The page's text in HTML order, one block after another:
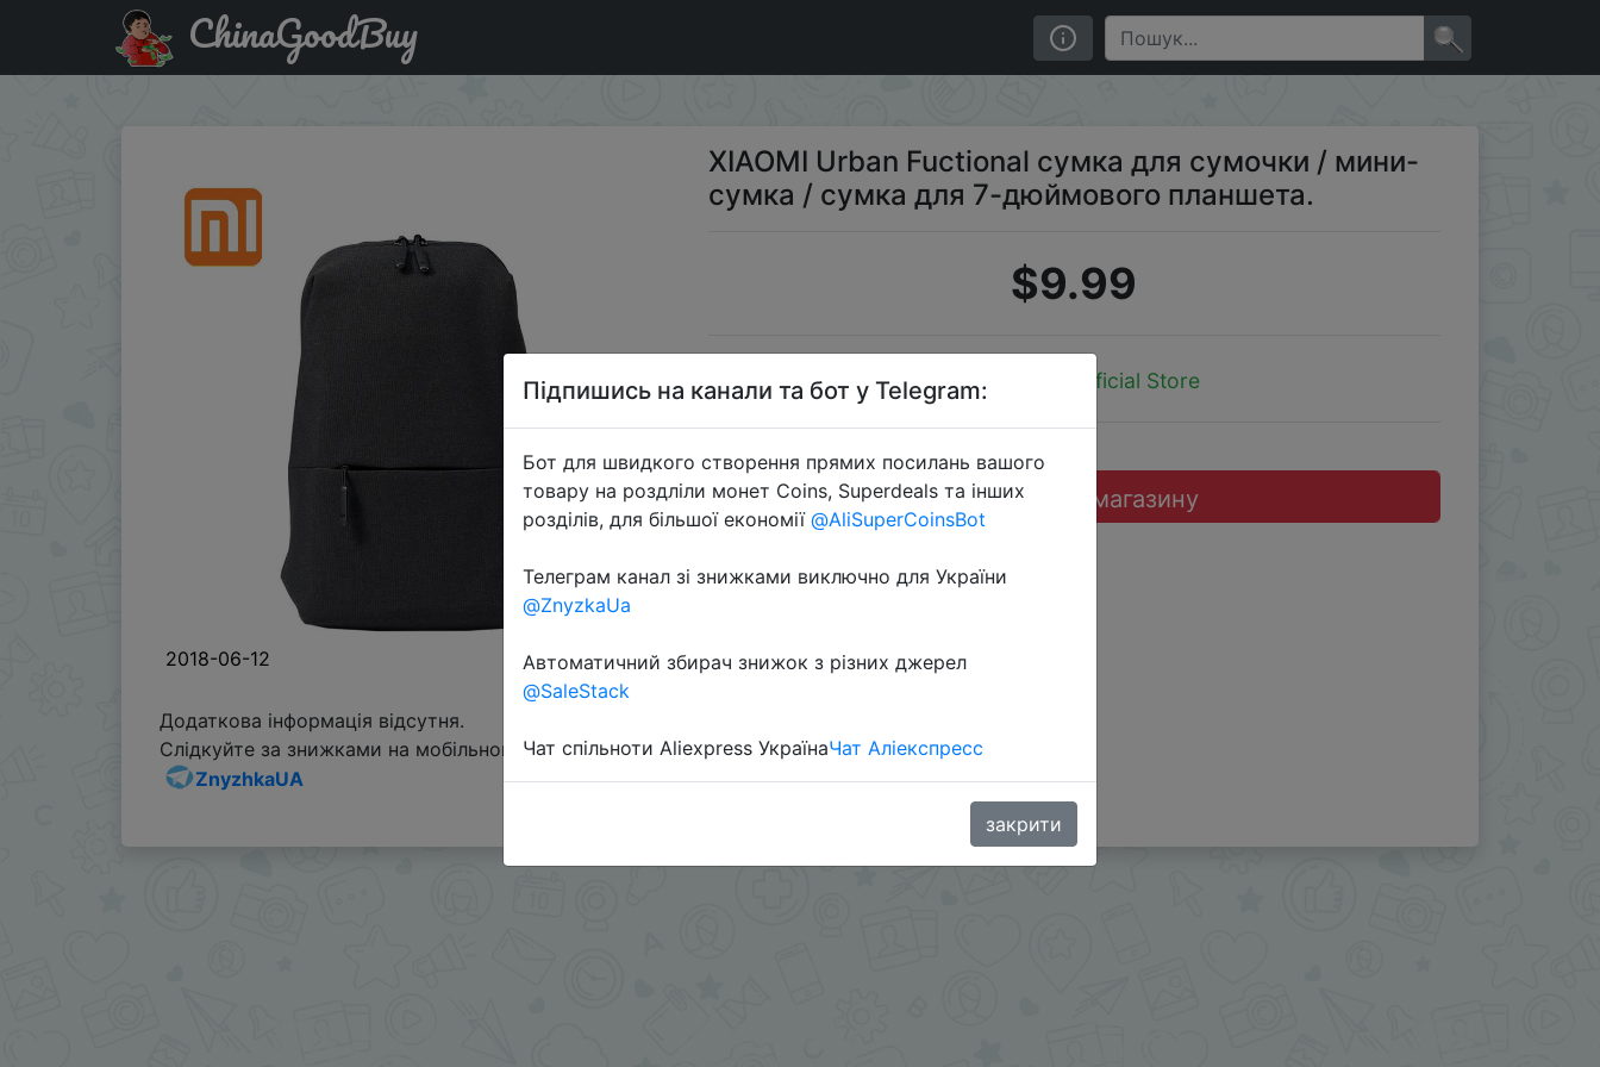
Акція на XIAOMI Urban Fuctional сумка для сумочки / мини-сумка / сумка для 7-дюймового планшета.
ChinaGoodBuy
2018-06-12
XIAOMI Urban Fuctional сумка для сумочки / мини-
сумка / сумка для 7-дюймового планшета.
$9.99
JD - 90FUN Official Store
Перейти до магазину
Додаткова інформація відсутня.
Слідкуйте за знижками на мобільному, в телеграм каналі:
ZnyzhkaUA
Підпишись на канали та бот у Telegram:
Бот для швидкого створення прямих посилань вашого
товару на роздліли монет Coins, Superdeals та інших
розділів, для більшої економії @AliSuperCoinsBot
Телеграм канал зі знижками виключно для України
@ZnyzkaUa
Автоматичний збирач знижок з різних джерел
@SaleStack
Чат спільноти Aliexpress УкраїнаЧат Аліекспресс
закрити